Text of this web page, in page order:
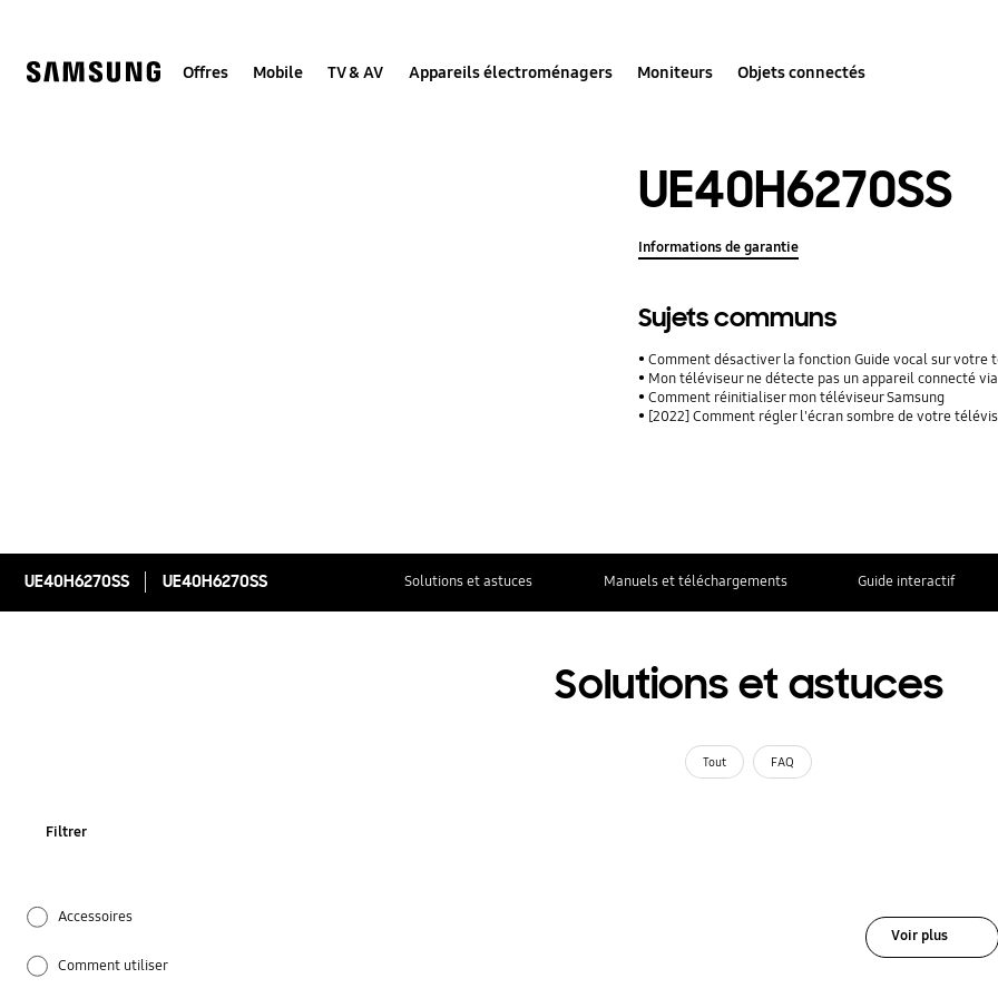
Offres Mobile TV & AV Appareils électroménagers Moniteurs Objets connectés
UE40H6270SS
Informations de garantie
Sujets communs
Comment désactiver la fonction Guide vocal sur votre
Mon téléviseur ne détecte pas un appareil connecté
Comment réinitialiser mon téléviseur Samsung
[2022] Comment régler l'écran sombre de votre
UE40H6270SS UE40H6270SS Solutions et astuces Manuels et téléchargements Guide interactif
Solutions et astuces
Tout FAQ
Filtrer
Accessoires
Comment utiliser
Voir plus